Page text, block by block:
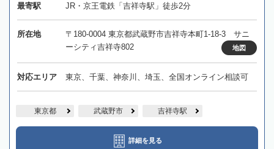
最寄駅 JR・京王電鉄「吉祥寺駅」徒歩2分
所在地
〒180-0004 東京都武蔵野市吉祥寺本町1-18-3 サニ
ーシティ吉祥寺802
地図
対応エリア 東京、千葉、神奈川、埼玉、全国オンライン相談可
東京都 武蔵野市 吉祥寺駅
詳細を見る